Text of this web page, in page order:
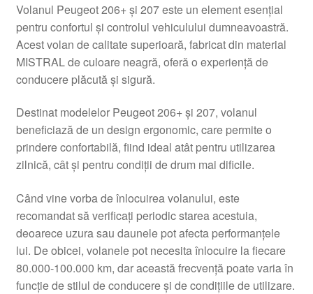
Volanul Peugeot 206+ și 207 este un element esențial
pentru confortul și controlul vehiculului dumneavoastră.
Acest volan de calitate superioară, fabricat din material
MISTRAL de culoare neagră, oferă o experiență de
conducere plăcută și sigură.
Destinat modelelor Peugeot 206+ și 207, volanul
beneficiază de un design ergonomic, care permite o
prindere confortabilă, fiind ideal atât pentru utilizarea
zilnică, cât și pentru condiții de drum mai dificile.
Când vine vorba de înlocuirea volanului, este
recomandat să verificați periodic starea acestuia,
deoarece uzura sau daunele pot afecta performanțele
lui. De obicei, volanele pot necesita înlocuire la fiecare
80.000-100.000 km, dar această frecvență poate varia în
funcție de stilul de conducere și de condițiile de utilizare.